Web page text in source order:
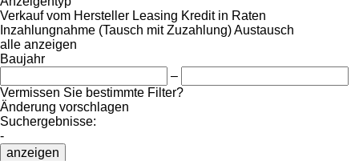
Verkauf vom Hersteller Leasing Kredit in Raten
Inzahlungnahme (Tausch mit Zuzahlung)Austausch
alle anzeigen
Baujahr
–
Vermissen Sie bestimmte Filter?
Änderung vorschlagen
Suchergebnisse:
-
anzeigen